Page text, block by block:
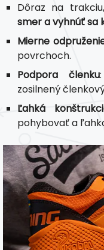
Dôraz na
smer a vyhnúť sa
Mierne
povrchoch.
Podpora členku
zosilnený
Ľahká
pohybovať a